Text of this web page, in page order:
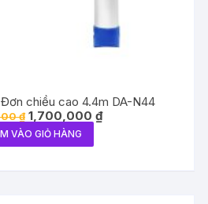
chiều cao 4.4m DA-N44
₫ Giá
gốc
là:
2,150,000 ₫.
1,700,000 ₫Giá
hiện
VÀO GIỎ HÀNG